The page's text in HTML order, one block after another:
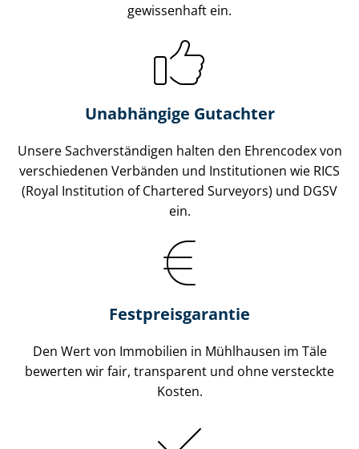
gewissenhaft ein.
Unabhängige Gutachter
Unsere Sach­ver­stän­di­gen halten den Ehrencodex von
verschiedenen Verbänden und Institutionen wie RICS
(Royal Institution of Chartered Surveyors) und DGSV
ein.
Festpreis​garantie
Den Wert von Immobilien in Mühlhausen im Täle
bewerten wir fair, transparent und ohne versteckte
Kosten.